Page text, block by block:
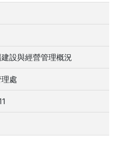
設與經營管理概況
處